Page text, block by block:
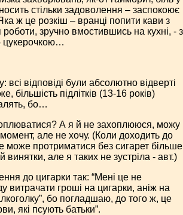
стільки задоволення – заспокоює
ж це розкіш – вранці попити кави з
роботи, зручно вмостившись на кухні, - з
цукерочкою…
всі відповіді були абсолютно відверті
більшість підлітків (13-16 років)
бо…
А я й не захоплююся, можу
але не хочу. (Коли доходить до
може протриматися без сигарет більше
але я таких не зустріла - авт.)
до цигарки так: “Мені це не
витрачати гроші на цигарки, аніж на
бо погладшаю, до того ж, це
які псують батьки”.